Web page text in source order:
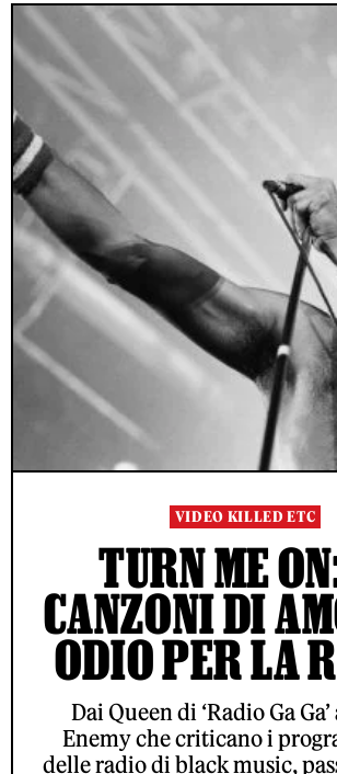
VIDEO KILLED ETC
TURN ME
CANZONI DI
ODIO PER LA
Dai Queen di ‘Radio Ga
Enemy che criticano i
delle radio di black music,